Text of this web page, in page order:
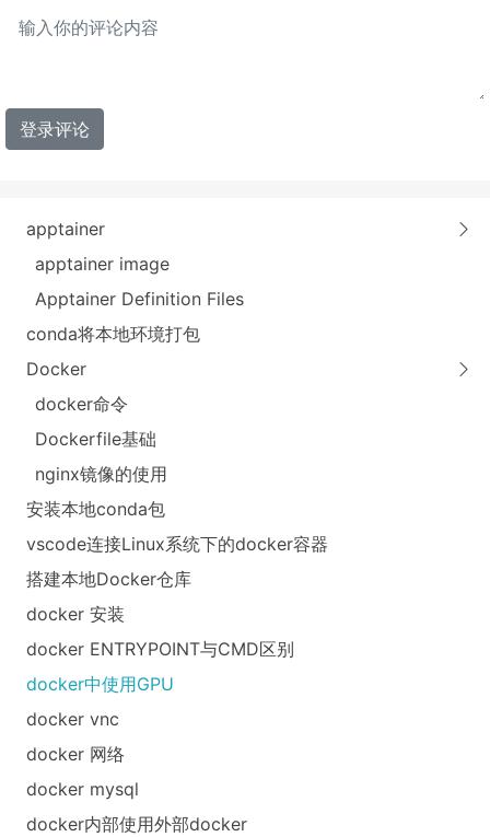
apptainer
apptainer image
Apptainer Definition Files
conda将本地环境打包
Docker
docker命令
Dockerfile基础
nginx镜像的使用
安装本地conda包
vscode连接Linux系统下的docker容器
搭建本地Docker仓库
docker 安装
docker ENTRYPOINT与CMD区别
docker中使用GPU
docker vnc
docker 网络
docker mysql
docker内部使用外部docker
登录评论